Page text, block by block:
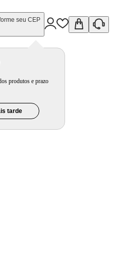
seu CEP
produtos e prazo
tarde